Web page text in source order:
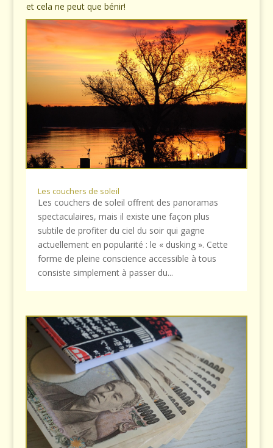
et cela ne peut que bénir!
Les couchers de soleil
Les couchers de soleil offrent des panoramas
spectaculaires, mais il existe une façon plus
subtile de profiter du ciel du soir qui gagne
actuellement en popularité : le « dusking ». Cette
forme de pleine conscience accessible à tous
consiste simplement à passer du...